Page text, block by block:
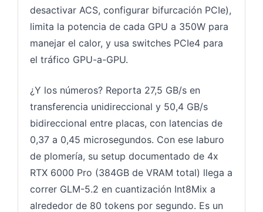
desactivar ACS, configurar bifurcación PCIe),
limita la potencia de cada GPU a 350W para
manejar el calor, y usa switches PCIe4 para
el tráfico GPU-a-GPU.
¿Y los números? Reporta 27,5 GB/s en
transferencia unidireccional y 50,4 GB/s
bidireccional entre placas, con latencias de
0,37 a 0,45 microsegundos. Con ese laburo
de plomería, su setup documentado de 4x
RTX 6000 Pro (384GB de VRAM total) llega a
correr GLM-5.2 en cuantización Int8Mix a
alrededor de 80 tokens por segundo. Es un